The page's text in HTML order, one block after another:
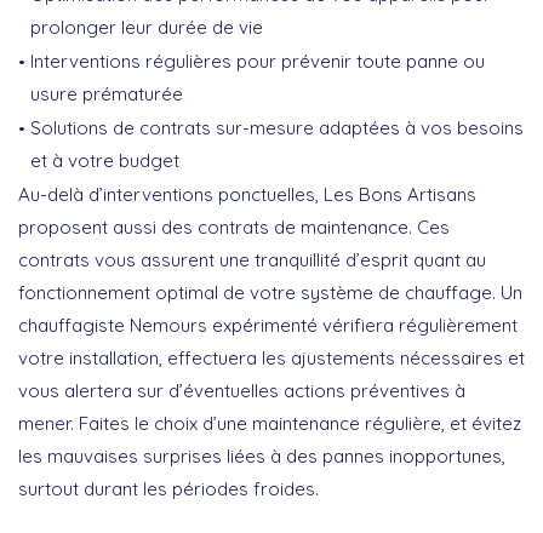
prolonger leur durée de vie
Interventions régulières pour prévenir toute panne ou
usure prématurée
Solutions de contrats sur-mesure adaptées à vos besoins
et à votre budget
Au-delà d’interventions ponctuelles, Les Bons Artisans
proposent aussi des contrats de maintenance. Ces
contrats vous assurent une tranquillité d’esprit quant au
fonctionnement optimal de votre système de chauffage. Un
chauffagiste Nemours expérimenté vérifiera régulièrement
votre installation, effectuera les ajustements nécessaires et
vous alertera sur d’éventuelles actions préventives à
mener. Faites le choix d’une maintenance régulière, et évitez
les mauvaises surprises liées à des pannes inopportunes,
surtout durant les périodes froides.